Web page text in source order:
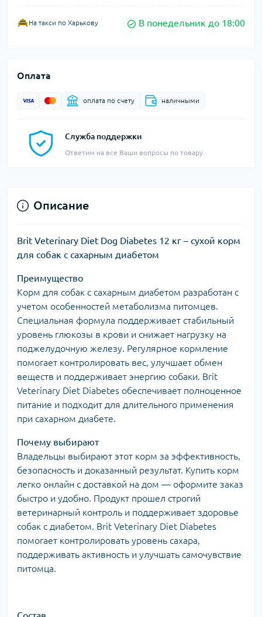
На такси по Харькову В понедельник до 18:00
Оплата
оплата по счету наличными
Служба поддержки
Ответим на все Ваши вопросы по товару
Описание
Brit Veterinary Diet Dog Diabetes 12 кг – сухой корм
для собак с сахарным диабетом
Преимущество
Корм для собак с сахарным диабетом разработан с
учетом особенностей метаболизма питомцев.
Специальная формула поддерживает стабильный
уровень глюкозы в крови и снижает нагрузку на
поджелудочную железу. Регулярное кормление
помогает контролировать вес, улучшает обмен
веществ и поддерживает энергию собаки. Brit
Veterinary Diet Diabetes обеспечивает полноценное
питание и подходит для длительного применения
при сахарном диабете.
Почему выбирают
Владельцы выбирают этот корм за эффективность,
безопасность и доказанный результат. Купить корм
легко онлайн с доставкой на дом — оформите заказ
быстро и удобно. Продукт прошел строгий
ветеринарный контроль и поддерживает здоровье
собак с диабетом. Brit Veterinary Diet Diabetes
помогает контролировать уровень сахара,
поддерживать активность и улучшать самочувствие
питомца.